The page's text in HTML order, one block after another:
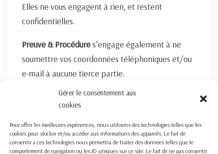
Gérer le consentement aux
cookies
Pour offrir les meilleures expériences, nous utilisons des technologies telles que les
cookies pour stocker et/ou accéder aux informations des appareils. Le fait de
consentir à ces technologies nous permettra de traiter des données telles que le
comportement de navigation ou les ID uniques sur ce site. Le fait de ne pas consentir
Elles ne vous engagent à rien, et restent
confidentielles.
Preuve & Procédures’engage également à ne
soumettre vos coordonnées téléphoniques et/ou
e-mail à aucune tierce partie.
FORMULAIRE DE CONTACT ICI